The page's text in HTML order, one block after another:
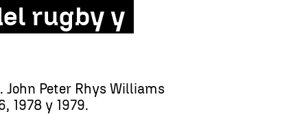
rugby y
Peter Rhys Williams
1978 y 1979.